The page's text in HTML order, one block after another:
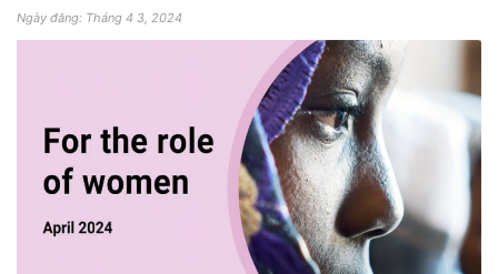
Ngày đăng: Tháng 4 3, 2024